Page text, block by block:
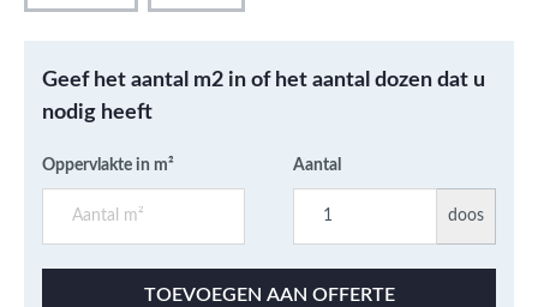
Geef het aantal m2 in of het aantal dozen dat u
nodig heeft
Oppervlakte in m² Aantal
doos
TOEVOEGEN AAN OFFERTE